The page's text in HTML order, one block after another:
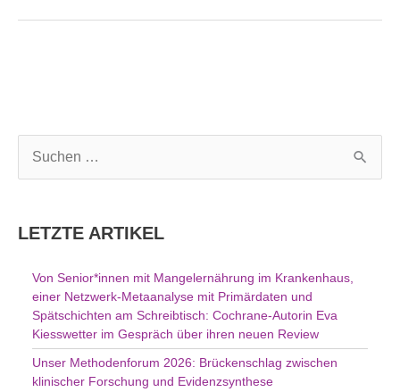
u
e
LETZTE ARTIKEL
Von Senior*innen mit Mangelernährung im Krankenhaus,
einer Netzwerk-Metaanalyse mit Primärdaten und
Spätschichten am Schreibtisch: Cochrane-Autorin Eva
Kiesswetter im Gespräch über ihren neuen Review
Unser Methodenforum 2026: Brückenschlag zwischen
klinischer Forschung und Evidenzsynthese